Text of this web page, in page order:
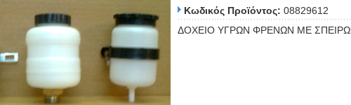
Κωδικός Προϊόντος: 08829612
ΔΟΧΕΙΟ ΥΓΡΩΝ ΦΡΕΝΩΝ ΜΕ